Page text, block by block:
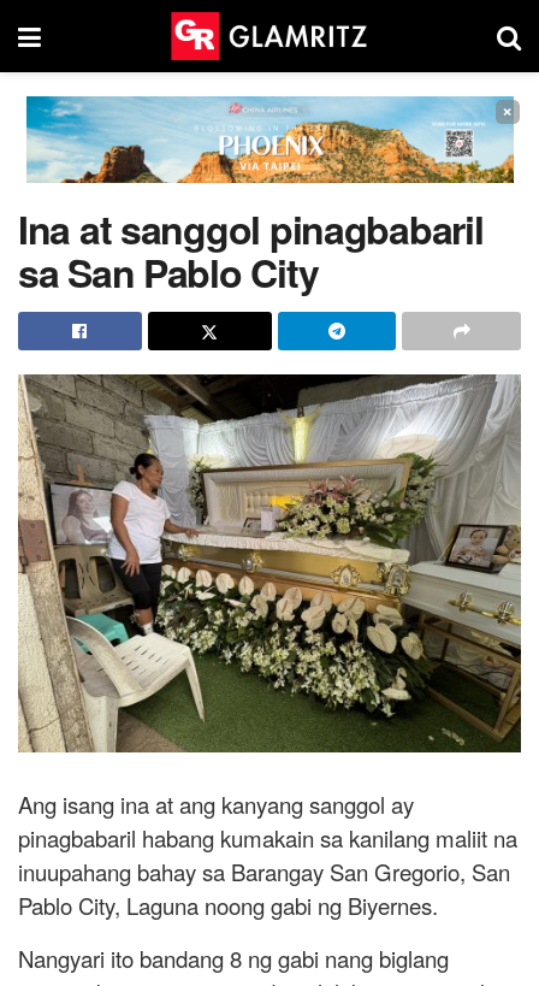
×
Ina at sanggol pinagbabaril
sa San Pablo City
Ang isang ina at ang kanyang sanggol ay
pinagbabaril habang kumakain sa kanilang maliit na
inuupahang bahay sa Barangay San Gregorio, San
Pablo City, Laguna noong gabi ng Biyernes.
Nangyari ito bandang 8 ng gabi nang biglang